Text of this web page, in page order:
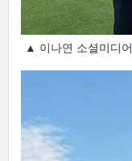
▲ 이나연 소셜미디어